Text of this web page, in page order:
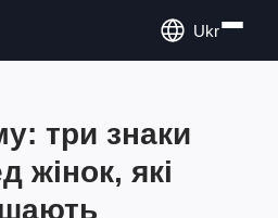
Ukr
три знаки
жінок, які